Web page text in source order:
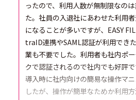
ったので、利用人数が無制限なの
た。社員の入退社にあわせた利用
になることが多いですが、EASY
traID連携やSAML認証が利用でき
業も不要でした。利用者も社内ポ
クで認証されるので社内でも好評で
導入時に社内向けの簡易な操作マ
したが、操作が簡単なためか利用